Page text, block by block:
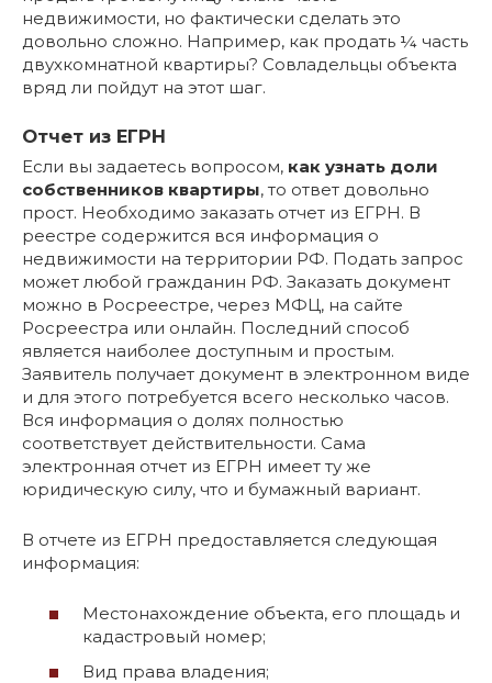
недвижимости, но фактически сделать это
довольно сложно. Например, как продать ¼ часть
двухкомнатной квартиры? Совладельцы объекта
вряд ли пойдут на этот шаг.
Отчет из ЕГРН
Если вы задаетесь вопросом, как узнать доли
собственников квартиры, то ответ довольно
прост. Необходимо заказать отчет из ЕГРН. В
реестре содержится вся информация о
недвижимости на территории РФ. Подать запрос
может любой гражданин РФ. Заказать документ
можно в Росреестре, через МФЦ, на сайте
Росреестра или онлайн. Последний способ
является наиболее доступным и простым.
Заявитель получает документ в электронном виде
и для этого потребуется всего несколько часов.
Вся информация о долях полностью
соответствует действительности. Сама
электронная отчет из ЕГРН имеет ту же
юридическую силу, что и бумажный вариант.
В отчете из ЕГРН предоставляется следующая
информация:
Местонахождение объекта, его площадь и
кадастровый номер;
Вид права владения;